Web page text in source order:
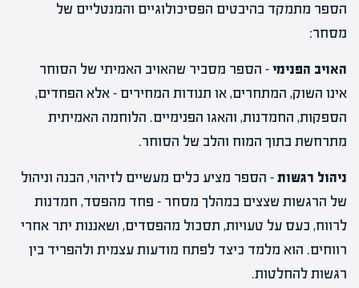
הספר מתמקד בהיבטים הפסיכולוגיים והמנטליים של
מסחר:
האויב הפנימי– הספר מסביר שהאויב האמיתי של הסוחר
אינו השוק, המתחרים, או תנודות המחירים – אלא הפחדים,
הספקות, החמדנות, והאגו הפנימיים. הלוחמה האמיתית
מתרחשת בתוך המוח והלב של הסוחר.
ניהול רגשות– הספר מציע כלים מעשיים לזיהוי, הבנה וניהול
של הרגשות שצצים במהלך מסחר – פחד מהפסד, חמדנות
לרווח, כעס על טעויות, תסכול מהפסדים, ושאננות יתר אחרי
רווחים. הוא מלמד כיצד לפתח מודעות עצמית ולהפריד בין
רגשות להחלטות.